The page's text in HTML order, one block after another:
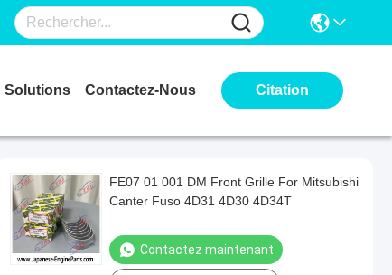
Solutions Contactez-Nous Citation
FE07 01 001 DM Front Grille For Mitsubishi
Canter Fuso 4D31 4D30 4D34T
Contactez maintenant